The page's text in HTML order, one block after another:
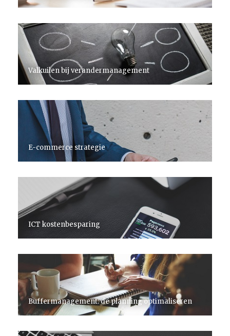
Valkuilen bij verandermanagement
E-commerce strategie
ICT kostenbesparing
Buffermanagement: de planning optimaliseren